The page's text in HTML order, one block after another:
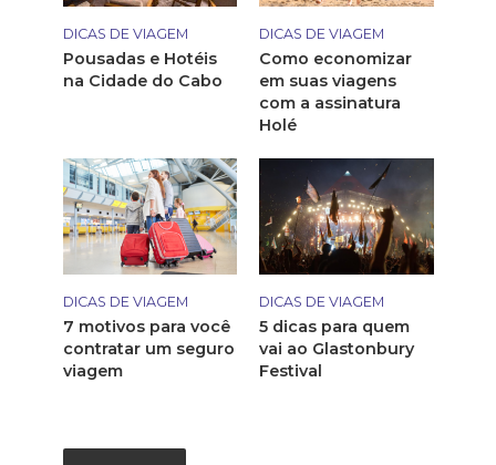
DICAS DE VIAGEM
Pousadas e Hotéis
na Cidade do Cabo
DICAS DE VIAGEM
Como economizar
em suas viagens
com a assinatura
Holé
DICAS DE VIAGEM
7 motivos para você
contratar um seguro
viagem
DICAS DE VIAGEM
5 dicas para quem
vai ao Glastonbury
Festival